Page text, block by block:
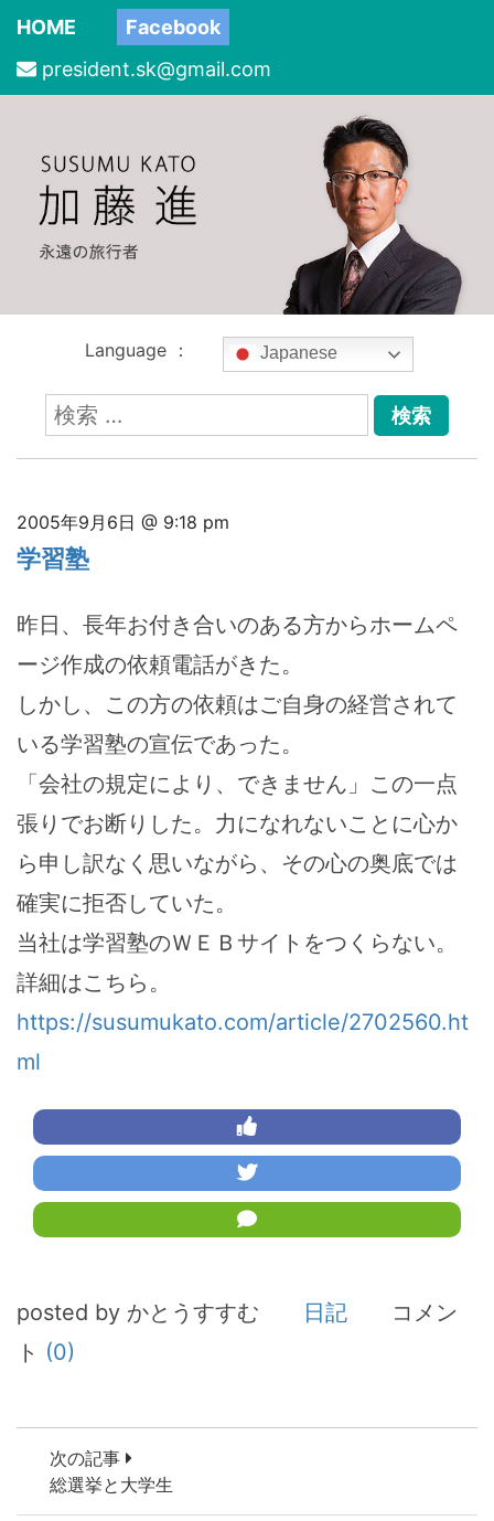
HOME
Facebook
president.sk@gmail.com
Language ： Japanese
検
索:
2005年9月6日 @ 9:18 pm
学習塾
昨日、長年お付き合いのある方からホームペ
ージ作成の依頼電話がきた。
しかし、この方の依頼はご自身の経営されて
いる学習塾の宣伝であった。
「会社の規定により、できません」この一点
張りでお断りした。力になれないことに心か
ら申し訳なく思いながら、その心の奥底では
確実に拒否していた。
当社は学習塾のＷＥＢサイトをつくらない。
詳細はこちら。
https://susumukato.com/article/2702560.ht
ml
posted by かとうすすむ 日記
コメン
ト (0)
次の記事
総選挙と大学生